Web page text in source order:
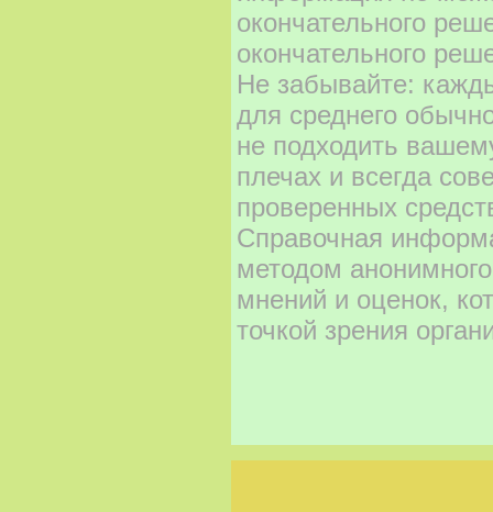
окончательного
окончательного
Не забывайте:
для среднего
не подходить
плечах и всегда
проверенных
Справочная
методом
мнений и оценок,
точкой зрения